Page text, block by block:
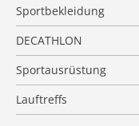
Sportbekleidung
DECATHLON
Sportausrüstung
Lauftreffs